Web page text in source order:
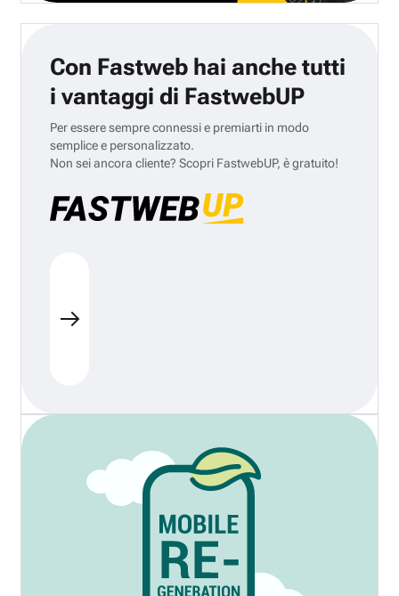
Con Fastweb hai anche tutti
i vantaggi di FastwebUP
Per essere sempre connessi e premiarti in modo
semplice e personalizzato.
Non sei ancora cliente? Scopri FastwebUP, è gratuito!